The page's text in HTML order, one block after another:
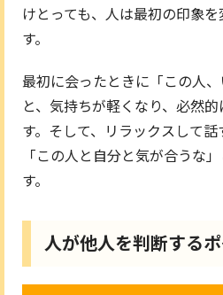
けとっても、人は最初の印象
す。
最初に会ったときに「この人
と、気持ちが軽くなり、必然
す。そして、リラックスして話
「この人と自分と気が合うな
す。
人が他人を判断する